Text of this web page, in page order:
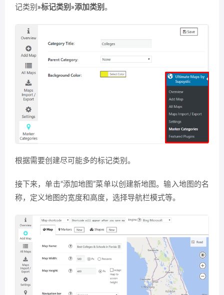
记类别 »标记类别»添加类别 。
根据需要创建尽可能多的标记类别。
接下来，单击“添加地图”菜单以创建新地图。输入地图的名
称，定义地图的宽度和高度，选择导航栏模式等。